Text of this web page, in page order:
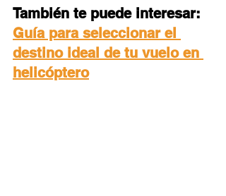
También te puede interesar:
Guía para seleccionar el
destino ideal de tu vuelo en
helicóptero